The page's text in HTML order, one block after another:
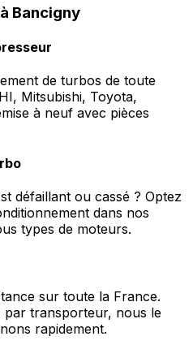
Bancigny
de turbos de toute
Mitsubishi, Toyota,
à neuf avec pièces
défaillant ou cassé ? Optez
dans nos
types de moteurs.
sur toute la France.
transporteur, nous le
rapidement.